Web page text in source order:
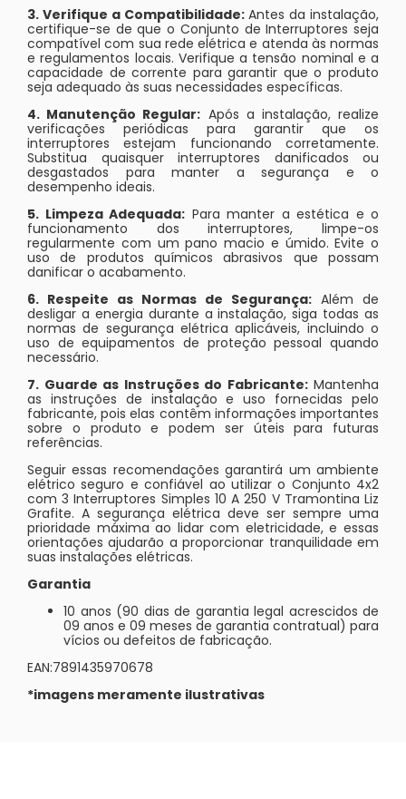
3. Verifique a Compatibilidade:Antes da instalação,
certifique-se de que o Conjunto de Interruptores seja
compatível com sua rede elétrica e atenda às normas
e regulamentos locais. Verifique a tensão nominal e a
capacidade de corrente para garantir que o produto
seja adequado às suas necessidades específicas.
4. Manutenção Regular: Após a instalação, realize
verificações periódicas para garantir que os
interruptores estejam funcionando corretamente.
Substitua quaisquer interruptores danificados ou
desgastados para manter a segurança e o
desempenho ideais.
5. Limpeza Adequada: Para manter a estética e o
funcionamento dos interruptores, limpe-os
regularmente com um pano macio e úmido. Evite o
uso de produtos químicos abrasivos que possam
danificar o acabamento.
6. Respeite as Normas de Segurança: Além de
desligar a energia durante a instalação, siga todas as
normas de segurança elétrica aplicáveis, incluindo o
uso de equipamentos de proteção pessoal quando
necessário.
7. Guarde as Instruções do Fabricante:Mantenha
as instruções de instalação e uso fornecidas pelo
fabricante, pois elas contêm informações importantes
sobre o produto e podem ser úteis para futuras
referências.
Seguir essas recomendações garantirá um ambiente
elétrico seguro e confiável ao utilizar o Conjunto 4x2
com 3 Interruptores Simples 10 A 250 V Tramontina Liz
Grafite. A segurança elétrica deve ser sempre uma
prioridade máxima ao lidar com eletricidade, e essas
orientações ajudarão a proporcionar tranquilidade em
suas instalações elétricas.
Garantia
10 anos (90 dias de garantia legal acrescidos de
09 anos e 09 meses de garantia contratual) para
vícios ou defeitos de fabricação.
EAN:7891435970678
*imagens meramente ilustrativas